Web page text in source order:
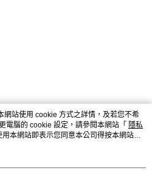
網站使用 cookie 方式之詳情，及若您不希
電腦的 cookie 設定，請參閱本網站「 隱私
本網站即表示您同意本公司得按本網站使